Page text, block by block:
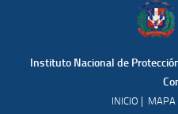
Instituto Nacional de
INICIO | MAPA